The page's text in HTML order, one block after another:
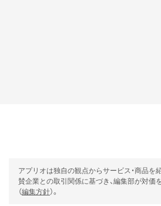
アプリオは独自の観点からサービス・商品を
賛企業との取引関係に基づき、編集部が対価
（編集方針）。